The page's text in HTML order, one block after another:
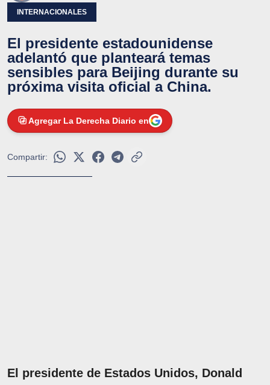
INTERNACIONALES
El presidente estadounidense
adelantó que planteará temas
sensibles para Beijing durante su
próxima visita oficial a China.
Agregar La Derecha Diario en
Compartir:
El presidente de Estados Unidos, Donald